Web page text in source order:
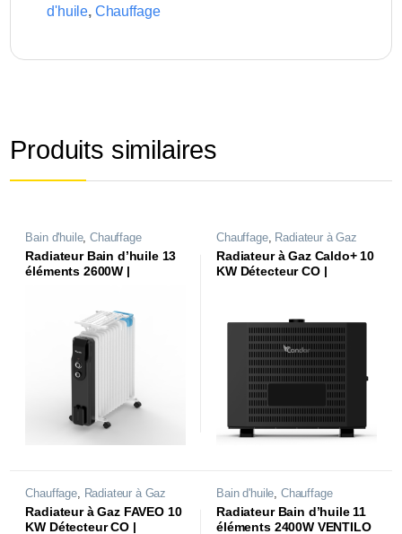
d'huile, Chauffage
Produits similaires
Bain d'huile,Chauffage
Radiateur Bain d’huile 13
éléments 2600W |
Chauffage, Radiateur à Gaz
Radiateur à Gaz Caldo+ 10
KW Détecteur CO |
Chauffage, Radiateur à Gaz
Radiateur à Gaz FAVEO 10
KW Détecteur CO |
Bain d'huile Chauffage
Radiateur Bain d’huile 11
éléments 2400W VENTILO